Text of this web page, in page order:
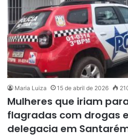
Maria Luiza 15 de abril de 2026
Mulheres que iriam
flagradas com drogas
delegacia em